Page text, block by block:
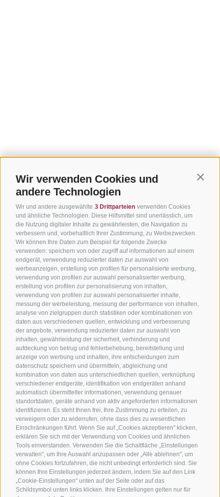
Wir verwenden Cookies und
andere Technologien
Wir und andere ausgewählte 3 Drittparteien verwenden Cookies
und ähnliche Technologien. Diese Hilfsmittel sind unerlässlich, um
die Nutzung digitaler Inhalte zu gewährleisten, die Navigation zu
verbessern und, vorbehaltlich Ihrer Zustimmung, zu Werbezwecken.
Wir können Ihre Daten zum Beispiel für folgende Zwecke
verwenden: speichern von oder zugriff auf informationen auf einem
endgerät, verwendung reduzierter daten zur auswahl von
werbeanzeigen, erstellung von profilen für personalisierte werbung,
verwendung von profilen zur auswahl personalisierter werbung,
erstellung von profilen zur personalisierung von inhalten,
verwendung von profilen zur auswahl personalisierter inhalte,
messung der werbeleistung, messung der performance von inhalten,
analyse von zielgruppen durch statistiken oder kombinationen von
daten aus verschiedenen quellen, entwicklung und verbesserung
der angebote, verwendung reduzierter daten zur auswahl von
inhalten, gewährleistung der sicherheit, verhinderung und
aufdeckung von betrug und fehlerbehebung, bereitstellung und
anzeige von werbung und inhalten, ihre entscheidungen zum
datenschutz speichern und übermitteln, abgleichung und
kombination von daten aus unterschiedlichen quellen, verknüpfung
verschiedener endgeräte, identifikation von endgeräten anhand
automatisch übermittelter informationen, verwendung genauer
standortdaten, geräte anhand von aktiv angeforderten informationen
identifizieren. Es steht Ihnen frei, Ihre Zustimmung zu erteilen, zu
verweigern oder zu widerrufen, ohne dass dies zu wesentlichen
Einschränkungen führt. Wenn Sie auf „Cookies akzeptieren" klicken,
erklären Sie sich mit der Verwendung von Cookies und ähnlichen
Tools einverstanden. Verwenden Sie die Schaltfläche „Einstellungen
verwalten", um Ihre Auswahl anzupassen oder „Alle ablehnen", um
ohne Cookies fortzufahren, die nicht unbedingt erforderlich sind. Sie
können Ihre Einstellungen jederzeit ändern, indem Sie auf den Link
„Cookie-Einstellungen" unten auf der Seite oder auf das
Schildsymbol unten links klicken. Ihre Einstellungen gelten nur für